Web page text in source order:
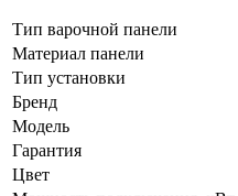
Тип варочной панели
Материал панели
Тип установки
Бренд
Модель
Гарантия
Цвет